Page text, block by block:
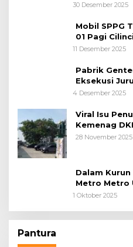
30 Desember 2025
Mobil SPPG
01 Pagi
11 Desember 2025
Pabrik
Eksekusi
Tangerang,
4 Desember 2025
Viral Isu
Kemenag
28 November 2025
Dalam
Metro Metro
1 Oktober 2025
Pantura